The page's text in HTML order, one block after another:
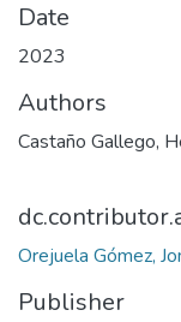
Date
2023
Authors
Castaño Gallego,
Orejuela Gómez,
Publisher